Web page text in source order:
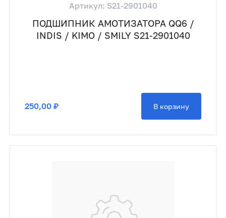
Артикул: S21-2901040
ПОДШИПНИК АМОТИЗАТОРА QQ6 /
INDIS / KIMO / SMILY S21-2901040
250,00 ₽ В корзину